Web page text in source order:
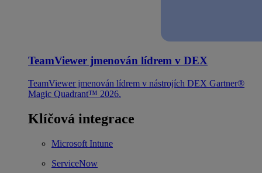
TeamViewer jmenován lídrem v DEX
TeamViewer jmenován lídrem v nástrojích DEX Gartner®
Magic Quadrant™ 2026.
Klíčová integrace
Microsoft Intune
ServiceNow